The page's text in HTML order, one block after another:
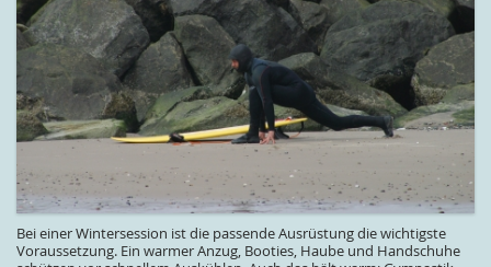
Bei einer Wintersession ist die passende Ausrüstung die wichtigste
Voraussetzung. Ein warmer Anzug, Booties, Haube und Handschuhe